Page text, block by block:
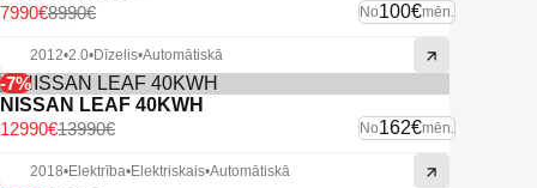
No100€mēn.
8990€
7990€
2012•2.0•Dīzelis•Automātiskā
-7%
NISSAN LEAF 40KWH
No162€mēn.
13990€
12990€
2018•Elektrība•Elektriskais•Automātiskā